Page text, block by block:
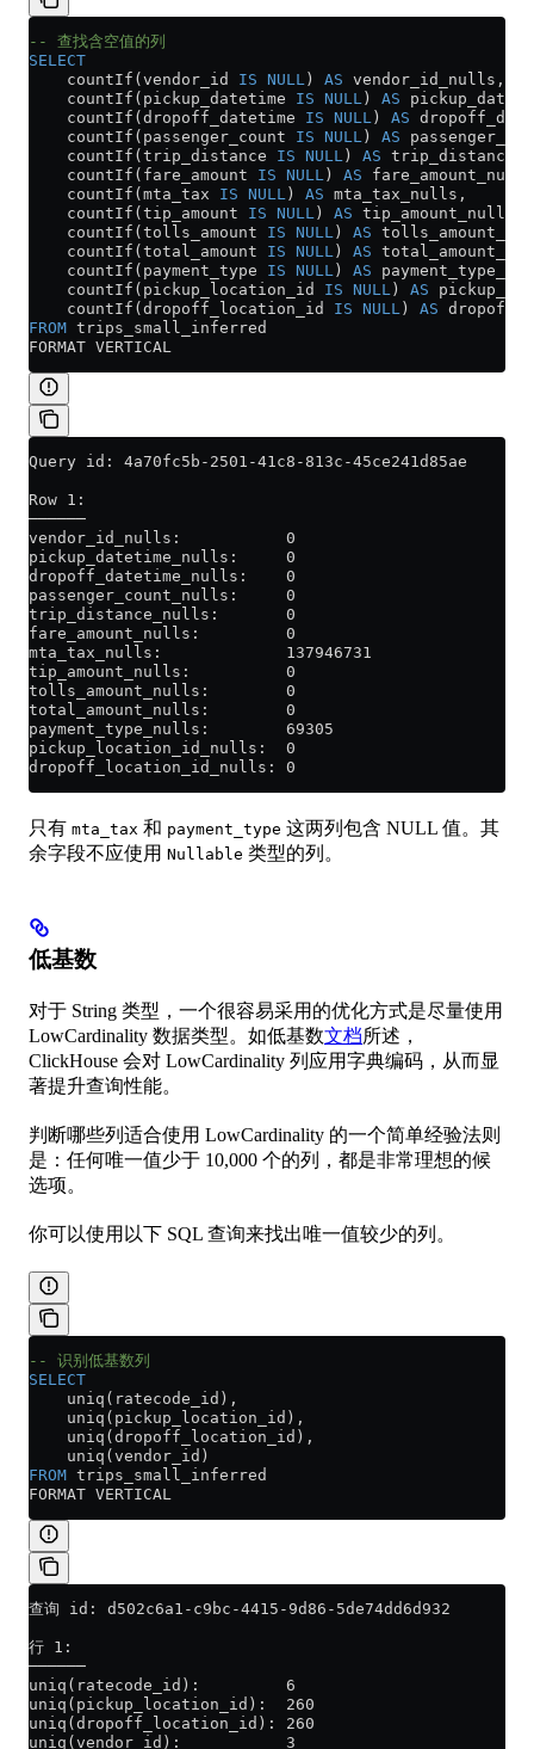
-- 查找含空值的列
SELECT
    countIf(vendor_id
IS NULL ) AS vendor_id_nulls,
    countIf(pickup_datetime
IS NULL ) AS
    countIf(dropoff_datetime
IS NULL ) AS
    countIf(passenger_count
IS NULL ) AS
    countIf(trip_distance
IS NULL ) AS
    countIf(fare_amount
IS NULL ) AS
    countIf(mta_tax
IS NULL ) AS mta_tax_nulls,
    countIf(tip_amount
IS NULL ) AS tip_amount_nulls,
    countIf(tolls_amount
IS NULL ) AS
    countIf(total_amount
IS NULL ) AS
    countIf(payment_type
IS NULL ) AS
    countIf(pickup_location_id
IS NULL ) AS
    countIf(dropoff_location_id
IS NULL ) AS
FROM trips_small_inferred
FORMAT VERTICAL
Query id: 4a70fc5b-2501-41c8-813c-45ce241d85ae
Row 1:
──────
vendor_id_nulls:           0
pickup_datetime_nulls:     0
dropoff_datetime_nulls:    0
passenger_count_nulls:     0
trip_distance_nulls:       0
fare_amount_nulls:         0
mta_tax_nulls:             137946731
tip_amount_nulls:          0
tolls_amount_nulls:        0
total_amount_nulls:        0
payment_type_nulls:        69305
pickup_location_id_nulls:  0
dropoff_location_id_nulls: 0
只有 mta_tax 和 payment_type 这两列包含 NULL 值。其
余字段不应使用 Nullable 类型的列。
低基数
对于 String 类型，一个很容易采用的优化方式是尽量使用
LowCardinality 数据类型。如低基数文档所述，
ClickHouse 会对 LowCardinality 列应用字典编码，从而显
著提升查询性能。
判断哪些列适合使用 LowCardinality 的一个简单经验法则
是：任何唯一值少于 10,000 个的列，都是非常理想的候
选项。
你可以使用以下 SQL 查询来找出唯一值较少的列。
-- 识别低基数列
SELECT
    uniq(ratecode_id),
    uniq(pickup_location_id),
    uniq(dropoff_location_id),
    uniq(vendor_id)
FROM trips_small_inferred
FORMAT VERTICAL
查询 id: d502c6a1-c9bc-4415-9d86-5de74dd6d932
行 1:
──────
uniq(ratecode_id):         6
uniq(pickup_location_id):  260
uniq(dropoff_location_id): 260
uniq(vendor_id):           3